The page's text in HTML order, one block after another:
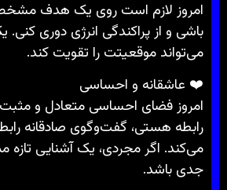
امروز لازم است روی یک هدف
باشی و از پراکندگی انرژی دوری کنی.
می‌تواند موقعیتت را تقویت کند.
❤️ عاشقانه و احساسی
امروز فضای احساسی متعادل و
رابطه هستی، گفت‌وگوی صادقانه
می‌کند. اگر مجردی، یک آشنایی
جدی باشد.